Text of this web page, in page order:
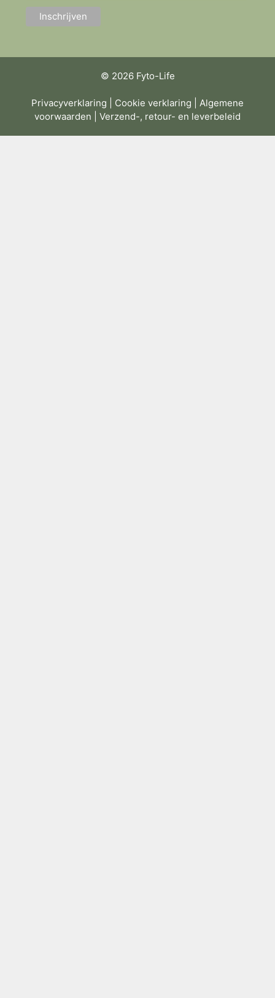
© 2026 Fyto-Life
Privacyverklaring Cookie verklaring
Algemene
voorwaarden
Verzend-, retour- en leverbeleid